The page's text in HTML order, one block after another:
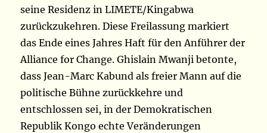
seine Residenz in LIMETE/Kingabwa
zurückzukehren. Diese Freilassung markiert
das Ende eines Jahres Haft für den Anführer der
Alliance for Change. Ghislain Mwanji betonte,
dass Jean-Marc Kabund als freier Mann auf die
politische Bühne zurückkehre und
entschlossen sei, in der Demokratischen
Republik Kongo echte Veränderungen